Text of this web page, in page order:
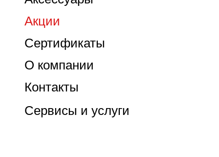
Контакты
О компании
Сертификаты
Акции
Сервисы и услуги